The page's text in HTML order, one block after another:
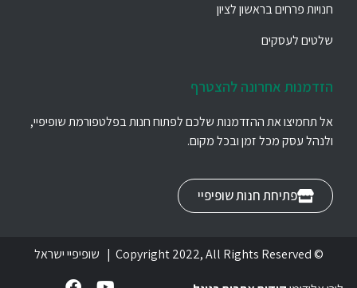
חנויות פרחים בראשון לציון
שלטים לעסקים
הזדמנות אחרונה להצטרף
אל תחמיצו את ההזדמנות שלכם לפתוח חנות בפלטפורמת שופיפיי,
ולנהל עסק מכל זמן ובכל מקום.
פתיחת חנות שופיפיי
© Copyright 2022, All Rights Reserved | שופיפיי ישראל